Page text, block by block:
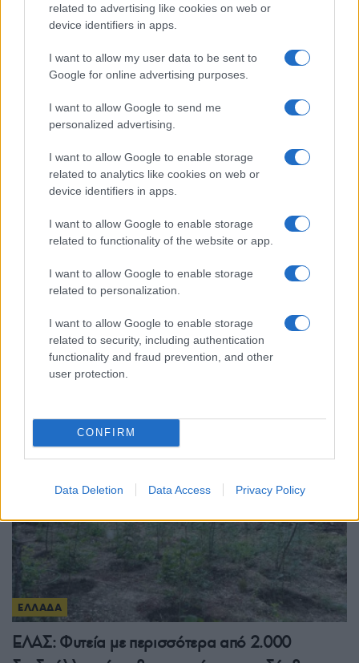
related to advertising like cookies on web or
device identifiers in apps.
I want to allow my user data to be sent to
Google for online advertising purposes.
I want to allow Google to send me
personalized advertising.
I want to allow Google to enable storage
related to analytics like cookies on web or
device identifiers in apps.
I want to allow Google to enable storage
related to functionality of the website or app.
I want to allow Google to enable storage
related to personalization.
I want to allow Google to enable storage
related to security, including authentication
functionality and fraud prevention, and other
user protection.
CONFIRM
Data Deletion Data Access Privacy Policy
Θεσσαλονίκη: Πυρκαγιά σε δασική έκταση στο
ΕΛΛΑΔΑ
συμπληρώνει ο προσφυγικός οικισμός – Η
ιστορία του ξεριζωμού από την Αφθόνη του
Μαρμαρά
ΕΛΛΑΔΑ
ΕΛΑΣ: Φυτεία με περισσότερα από 2.000